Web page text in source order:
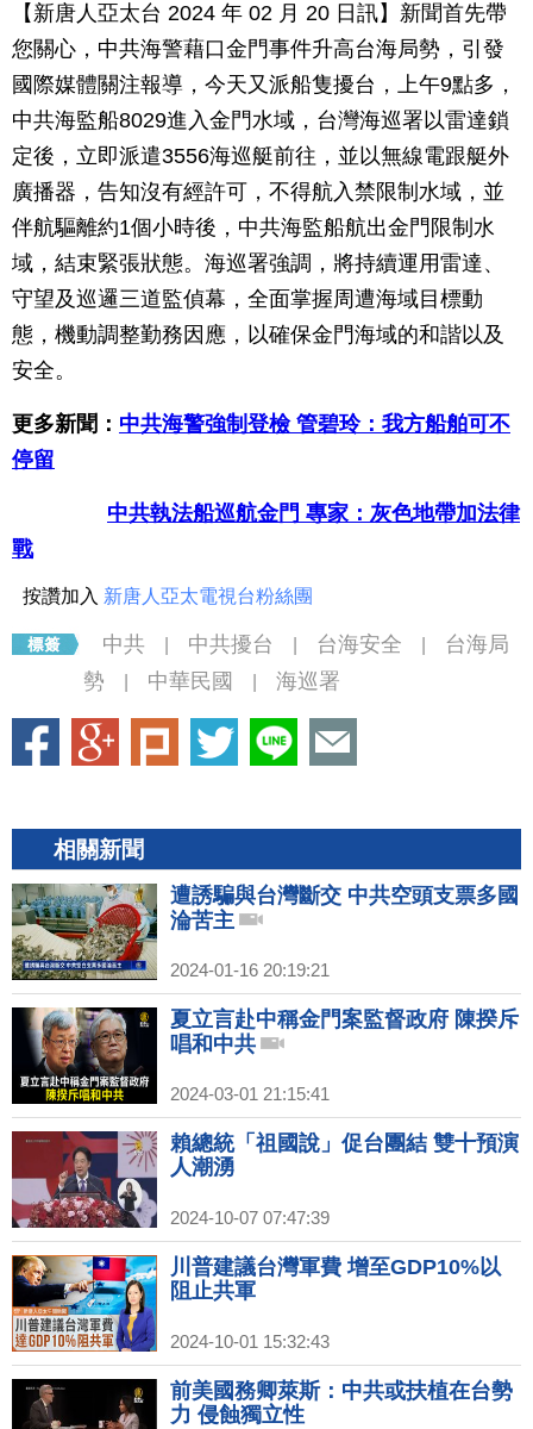
【新唐人亞太台 2024 年 02 月 20 日訊】新聞首先帶
您關心，中共海警藉口金門事件升高台海局勢，引發
國際媒體關注報導，今天又派船隻擾台，上午9點多，
中共海監船8029進入金門水域，台灣海巡署以雷達鎖
定後，立即派遣3556海巡艇前往，並以無線電跟艇外
廣播器，告知沒有經許可，不得航入禁限制水域，並
伴航驅離約1個小時後，中共海監船航出金門限制水
域，結束緊張狀態。海巡署強調，將持續運用雷達、
守望及巡邏三道監偵幕，全面掌握周遭海域目標動
態，機動調整勤務因應，以確保金門海域的和諧以及
安全。
更多新聞： 中共海警強制登檢 管碧玲：我方船舶可不
停留
中共執法船巡航金門 專家：灰色地帶加法律
戰
按讚加入 新唐人亞太電視台粉絲團
中共 中共擾台 台海安全
台海局
勢
中華民國 海巡署
相關新聞
遭誘騙與台灣斷交 中共空頭支票多國
淪苦主
2024-01-16 20:19:21
夏立言赴中稱金門案監督政府 陳揆斥
唱和中共
2024-03-01 21:15:41
賴總統「祖國說」促台團結 雙十預演
人潮湧
2024-10-07 07:47:39
川普建議台灣軍費 增至GDP10%以
阻止共軍
2024-10-01 15:32:43
前美國務卿萊斯：中共或扶植在台勢
力 侵蝕獨立性